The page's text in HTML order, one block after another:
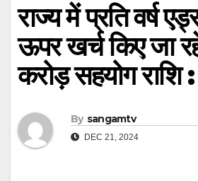
राज्य में प्रति वर्ष
ऊपर खर्च किए जा
करोड़ सहयोग राशि
By sangamtv
DEC 21, 2024